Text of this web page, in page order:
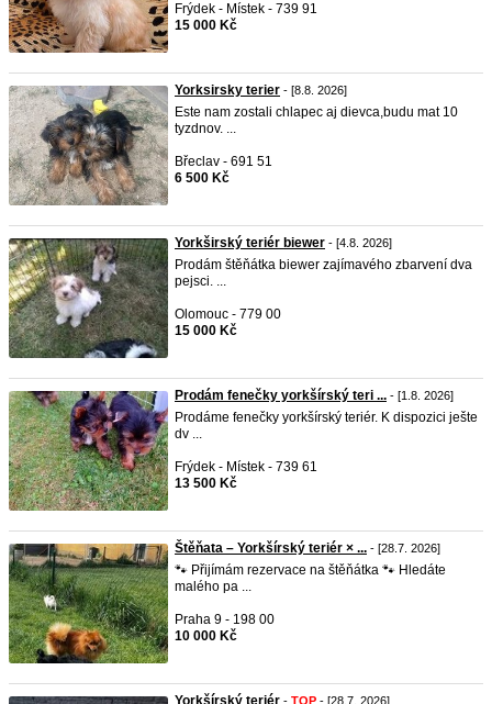
Frýdek - Místek - 739 91
15 000 Kč
Yorksirsky terier - [8.8. 2026]
Este nam zostali chlapec aj dievca,budu mat 10
tyzdnov. ...
Břeclav - 691 51
6 500 Kč
Yorkširský teriér biewer - [4.8. 2026]
Prodám štěňátka biewer zajímavého zbarvení dva
pejsci. ...
Olomouc - 779 00
15 000 Kč
Prodám fenečky yorkšírský teri ... - [1.8. 2026]
Prodáme fenečky yorkšírský teriér. K dispozici ješte
dv ...
Frýdek - Místek - 739 61
13 500 Kč
Štěňata – Yorkšírský teriér × ... - [28.7. 2026]
🐾 Přijímám rezervace na štěňátka 🐾 Hledáte
malého pa ...
Praha 9 - 198 00
10 000 Kč
Yorkšírský teriér - TOP - [28.7. 2026]